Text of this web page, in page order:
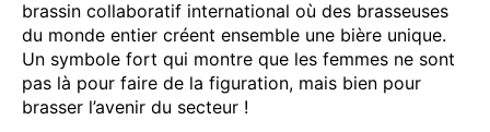
brassin collaboratif international où des brasseuses
du monde entier créent ensemble une bière unique.
Un symbole fort qui montre que les femmes ne sont
pas là pour faire de la figuration, mais bien pour
brasser l’avenir du secteur !